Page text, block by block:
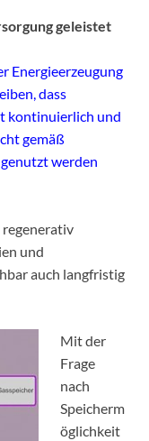
geleistet
Energieerzeugung
dass
kontinuierlich und
gemäß
werden
und
auch langfristig
Mit der
Frage
nach
Speicherm
öglichkeit